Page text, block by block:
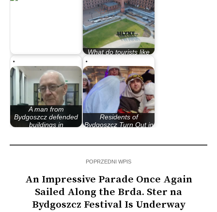
What do tourists like
A man from
Bydgoszcz defended
buildings in
Residents of
Bydgoszcz Turn Out in
POPRZEDNI WPIS
An Impressive Parade Once Again
Sailed Along the Brda. Ster na
Bydgoszcz Festival Is Underway